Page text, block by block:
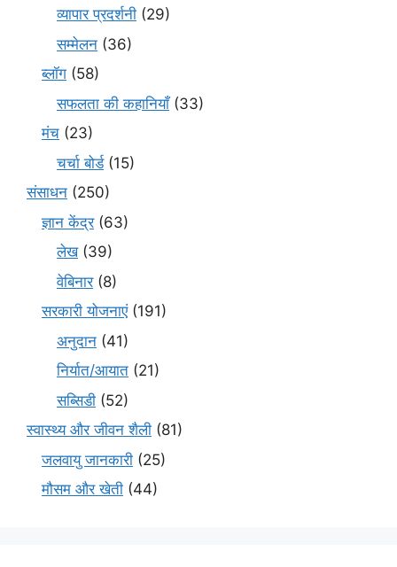
व्यापार प्रदर्शनी (29)
सम्मेलन (36)
ब्लॉग (58)
सफलता की कहानियाँ(33)
मंच (23)
चर्चा बोर्ड(15)
संसाधन (250)
ज्ञान केंद्र(63)
लेख(39)
वेबिनार(8)
सरकारी योजनाएं(191)
अनुदान (41)
निर्यात/आयात (21)
सब्सिडी (52)
स्वास्थ्य और जीवन शैली (81)
जलवायु जानकारी (25)
मौसम और खेती (44)